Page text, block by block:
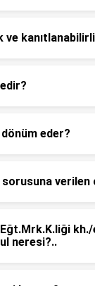
ve
eder?
sorusuna
neresi?..